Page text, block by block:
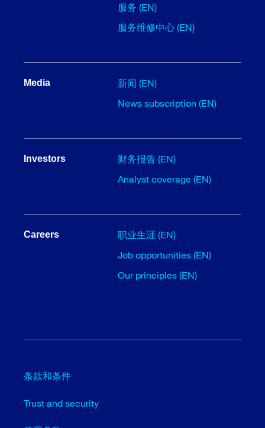
服务 (EN)
服务维修中心 (EN)
Media
新闻 (EN)
News subscription (EN)
Investors
财务报告 (EN)
Analyst coverage (EN)
Careers
职业生涯 (EN)
Job opportunities (EN)
Our principles (EN)
条款和条件
Trust and security